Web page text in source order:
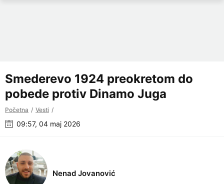
Smederevo 1924 preokretom do
pobede protiv Dinamo Juga
Početna Vesti
09:57, 04 maj 2026
Nenad Jovanović